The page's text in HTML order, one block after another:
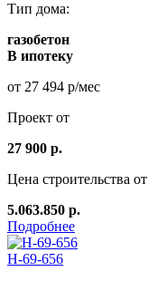
Тип дома:
газобетон
В ипотеку
от 27 494 р/мес
Проект от
27 900 р.
Цена строительства от
5.063.850 р.
Подробнее
Н-69-656